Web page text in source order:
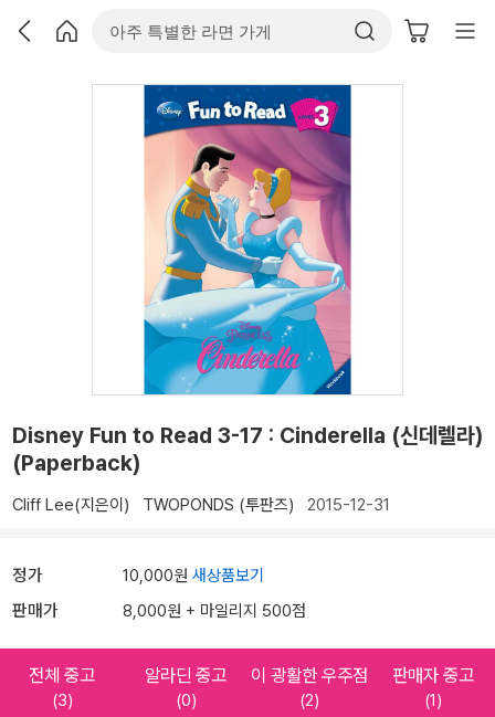
Disney Fun to Read 3-17 : Cinderella (신데렐라)
(Paperback)
Cliff Lee(지은이) TWOPONDS (투판즈) 2015-12-31
정가 10,000원 새상품보기
판매가 8,000원 + 마일리지 500점
전체 중고
(3)
알라딘 중고
(0)
이 광활한 우주점
(2)
판매자 중고
(1)